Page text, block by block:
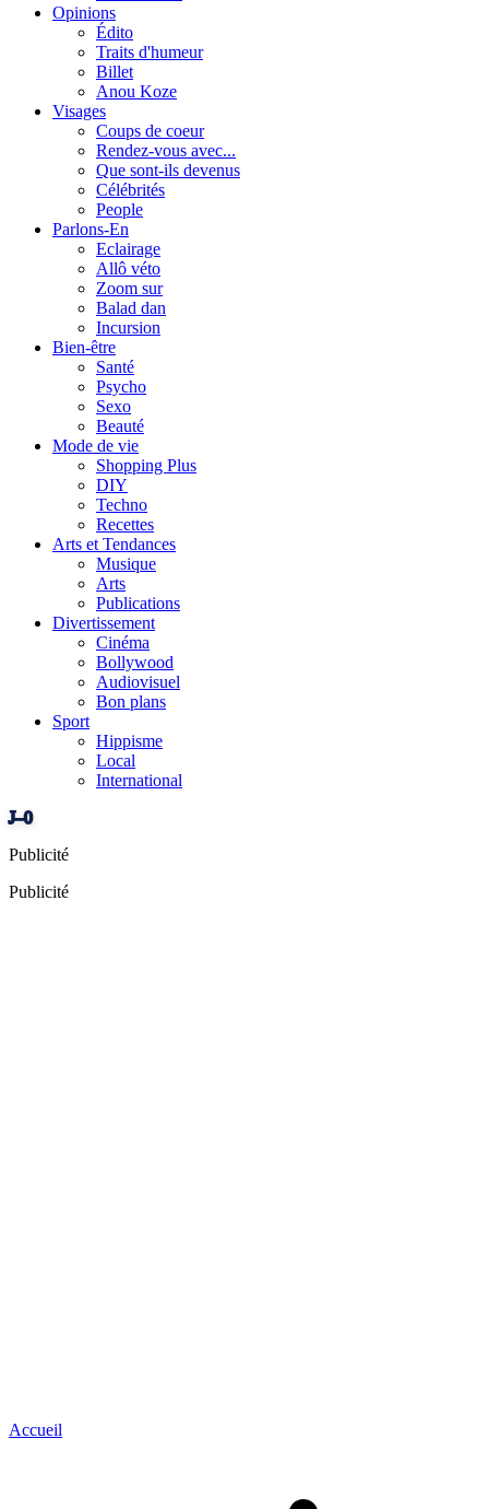
Opinions
Édito
Traits d'humeur
Billet
Anou Koze
Visages
Coups de coeur
Rendez-vous avec...
Que sont-ils devenus
Célébrités
People
Parlons-En
Eclairage
Allô véto
Zoom sur
Balad dan
Incursion
Bien-être
Santé
Psycho
Sexo
Beauté
Mode de vie
Shopping Plus
DIY
Techno
Recettes
Arts et Tendances
Musique
Arts
Publications
Divertissement
Cinéma
Bollywood
Audiovisuel
Bon plans
Sport
Hippisme
Local
International
J–0
Publicité
Publicité
Accueil